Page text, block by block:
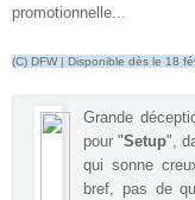
promotionnelle...
(C) DFW | Disponible dès le 18
Grande
pour "Setup",
qui sonne
bref, pas de